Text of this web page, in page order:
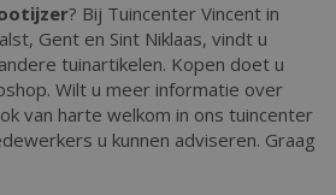
? Bij Tuincenter Vincent in
Gent en Sint Niklaas, vindt u
tuinartikelen. Kopen doet u
Wilt u meer informatie over
van harte welkom in ons tuincenter
u kunnen adviseren. Graag